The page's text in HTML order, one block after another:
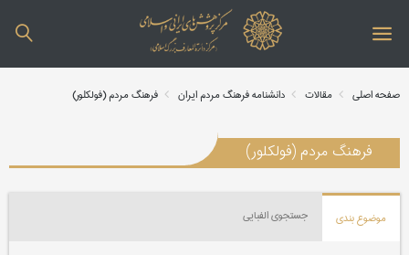
صفحه اصلی مقالات دانشنامه فرهنگ مردم ایران فرهنگ مردم (فولکلور)
فرهنگ مردم (فولکلور)
موضوع بندی جستجوی الفبایی